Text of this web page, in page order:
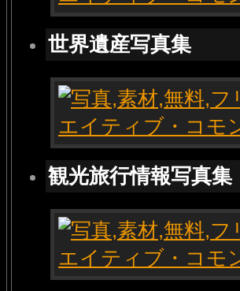
世界遺産写真集
観光旅行情報写真